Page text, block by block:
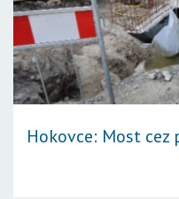
Hokovce: Most